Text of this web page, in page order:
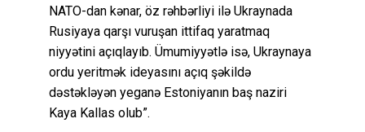
NATO-dan kənar, öz rəhbərliyi ilə Ukraynada
Rusiyaya qarşı vuruşan ittifaq yaratmaq
niyyətini açıqlayıb. Ümumiyyətlə isə, Ukraynaya
ordu yeritmək ideyasını açıq şəkildə
dəstəkləyən yeganə Estoniyanın baş naziri
Kaya Kallas olub”.